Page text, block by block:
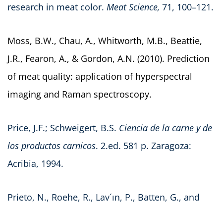
research in meat color. Meat Science, 71, 100–121.
Moss, B.W., Chau, A., Whitworth, M.B., Beattie,
J.R., Fearon, A., & Gordon, A.N. (2010). Prediction
of meat quality: application of hyperspectral
imaging and Raman spectroscopy.
Price, J.F.; Schweigert, B.S. Ciencia de la carne y de
los productos carnicos. 2.ed. 581 p. Zaragoza:
Acribia, 1994.
Prieto, N., Roehe, R., Lav´ın, P., Batten, G., and